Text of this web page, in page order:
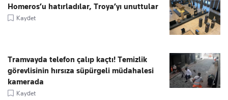
Homeros’u hatırladılar, Troya’yı unuttular
Kaydet
Tramvayda telefon çalıp kaçtı! Temizlik
görevlisinin hırsıza süpürgeli müdahalesi
kamerada
Kaydet